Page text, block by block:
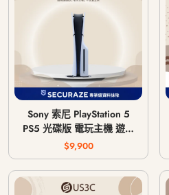
Sony 索尼 PlayStation 5
PS5 光碟版 電玩主機 遊戲
主機 CFI-1018A / CFI-
1118A / CFI-1218A
$9,900